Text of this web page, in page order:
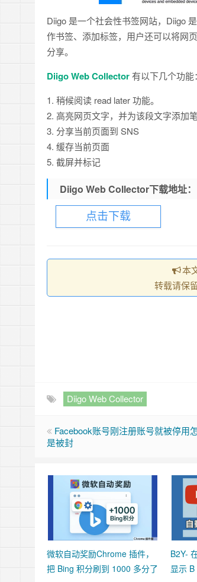
Diigo 是一个社会性书签网站，Diigo
作书签、添加标签，用户还可以将网
分享。
Diigo Web Collector有以下几个功能：
1. 稍候阅读 read later 功能。
2. 高亮网页文字，并为该段文字添加
3. 分享当前页面到 SNS
4. 缓存当前页面
5. 截屏并标记
Diigo Web Collector下载地址：
点击下载
本
转载请保
Diigo Web Collector
Facebook账号刚注册账号就被停用
是被封
微软自动奖励Chrome 插件，
把 Bing 积分刷到 1000 多分了
B2Y-
显示